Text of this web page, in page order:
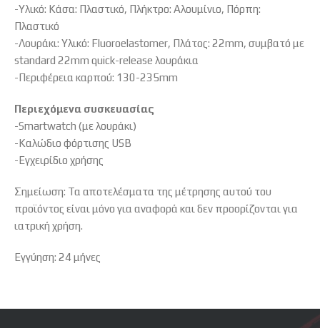
-Υλικό: Κάσα: Πλαστικό, Πλήκτρο: Αλουμίνιο, Πόρπη:
Πλαστικό
-Λουράκι: Υλικό: Fluoroelastomer, Πλάτος: 22mm, συμβατό με
standard 22mm quick-release λουράκια
-Περιφέρεια καρπού: 130-235mm
Περιεχόμενα συσκευασίας
-Smartwatch (με λουράκι)
-Καλώδιο φόρτισης USB
-Εγχειρίδιο χρήσης
Σημείωση: Τα αποτελέσματα της μέτρησης αυτού του
προϊόντος είναι μόνο για αναφορά και δεν προορίζονται για
ιατρική χρήση.
Εγγύηση: 24 μήνες